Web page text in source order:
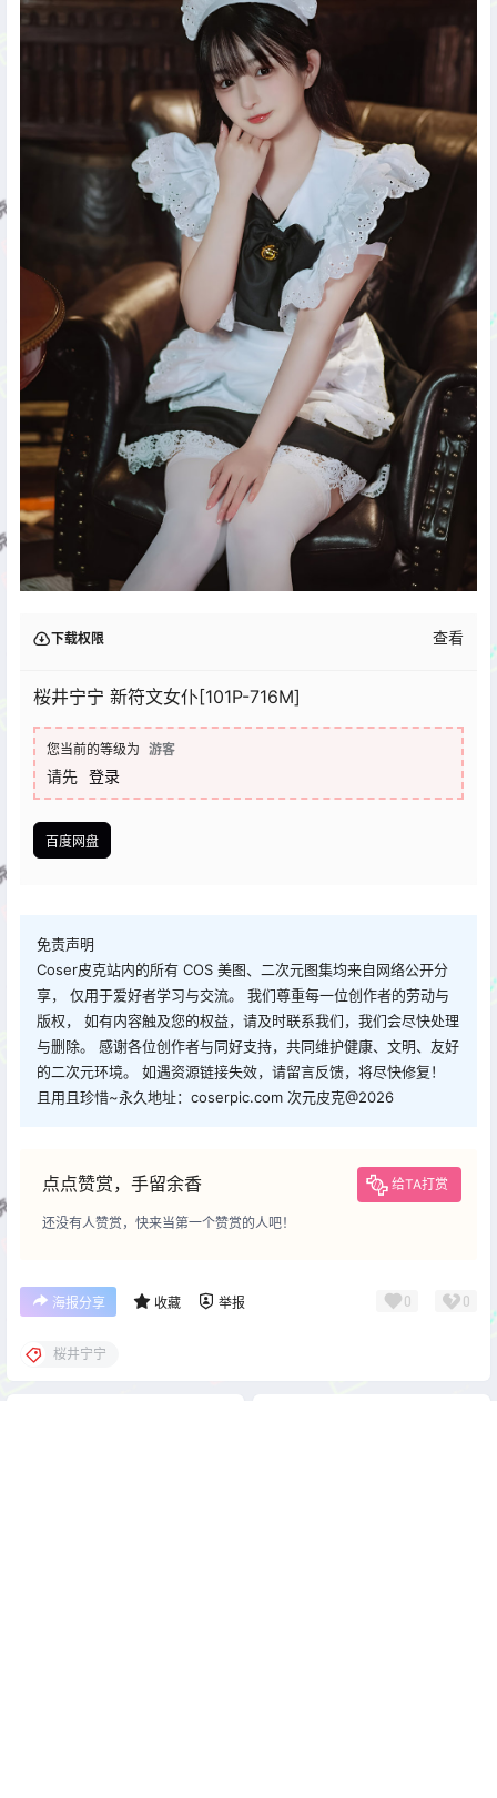
下载权限 查看
桜井宁宁 新符文女仆[101P-716M]
您当前的等级为 游客
请先 登录
百度网盘
免责声明
Coser皮克站内的所有 COS 美图、二次元图集均来自网络公开分
享， 仅用于爱好者学习与交流。 我们尊重每一位创作者的劳动与
版权， 如有内容触及您的权益，请及时联系我们，我们会尽快处理
与删除。 感谢各位创作者与同好支持，共同维护健康、文明、友好
的二次元环境。 如遇资源链接失效，请留言反馈，将尽快修复！
且用且珍惜~永久地址：coserpic.com 次元皮克@2026
点点赞赏，手留余香 给TA打赏
还没有人赞赏，快来当第一个赞赏的人吧！
海报分享 收藏 举报 0 0
桜井宁宁